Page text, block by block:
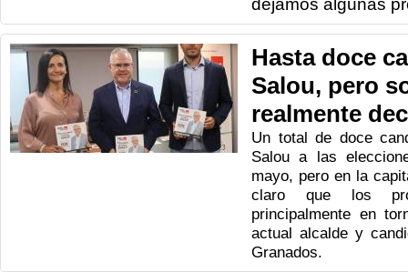
dejamos algunas
Hasta doce
Salou, pero
realmente
Un total de doce
Salou a las
mayo, pero en la
claro que los
principalmente en
actual alcalde y
Granados.